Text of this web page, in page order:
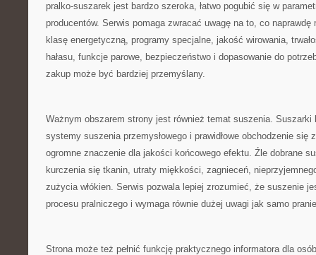
pralko-suszarek jest bardzo szeroka, łatwo pogubić się w
producentów. Serwis pomaga zwracać uwagę na to, co
klasę energetyczną, programy specjalne, jakość wirowania,
hałasu, funkcje parowe, bezpieczeństwo i dopasowanie do
zakup może być bardziej przemyślany.
Ważnym obszarem strony jest również temat suszenia. Suszarki
systemy suszenia przemysłowego i prawidłowe obchodzenie
ogromne znaczenie dla jakości końcowego efektu. Źle dobrane
kurczenia się tkanin, utraty miękkości, zagnieceń,
zużycia włókien. Serwis pozwala lepiej zrozumieć, że suszenie
procesu pralniczego i wymaga równie dużej uwagi jak samo
Strona może też pełnić funkcję praktycznego informatora dla